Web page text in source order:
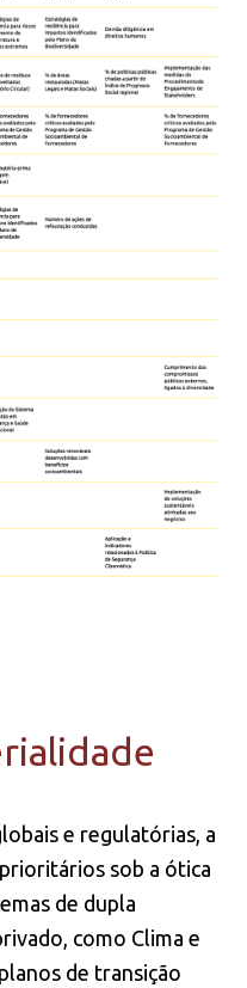
e regulatórias, a
sob a ótica
de dupla
como Clima e
de transição